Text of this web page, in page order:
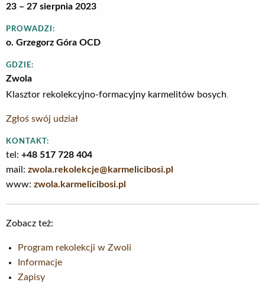
23 – 27 sierpnia 2023
PROWADZI:
o. Grzegorz Góra OCD
GDZIE:
Zwola
Klasztor rekolekcyjno-formacyjny karmelitów bosych
Zgłoś swój udział
KONTAKT:
tel: +48 517 728 404
mail: zwola.rekolekcje@karmelicibosi.pl
www: zwola.karmelicibosi.pl
Zobacz też:
Program rekolekcji w Zwoli
Informacje
Zapisy